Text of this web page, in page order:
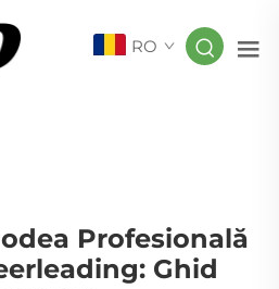
RO
Profesională
Ghid